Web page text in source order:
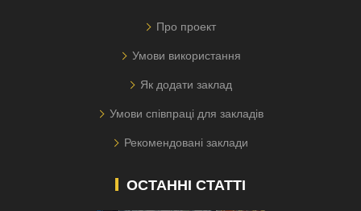
Про проект
Умови використання
Як додати заклад
Умови співпраці для закладів
Рекомендовані заклади
ОСТАННІ СТАТТІ